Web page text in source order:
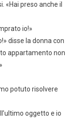
«Hai preso anche il
io!»
disse la donna con
appartamento non
potuto risolvere
oggetto e io